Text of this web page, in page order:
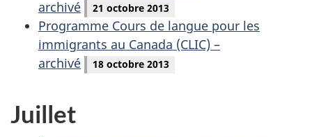
archivé
21 octobre 2013
Programme Cours de langue pour les
immigrants au Canada (CLIC) –
archivé
18 octobre 2013
Juillet